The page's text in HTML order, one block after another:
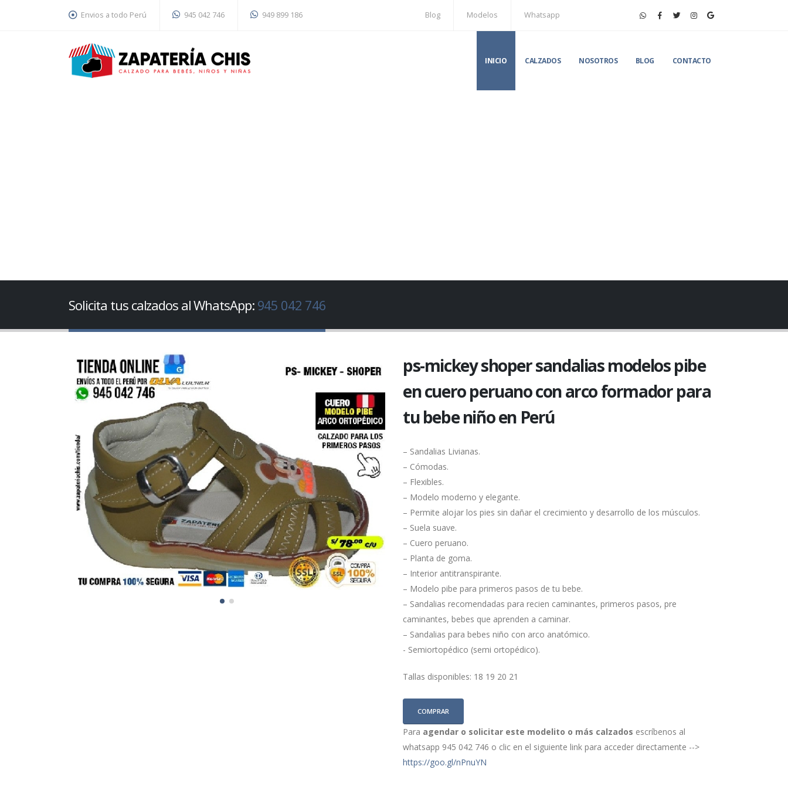
Envios a todo Perú 945 042 746 949 899 186 Blog Modelos Whatsapp
INICIO CALZADOS NOSOTROS BLOG CONTACTO
Solicita tus calzados al WhatsApp: 945 042 746
ps-mickey shoper sandalias modelos pibe
en cuero peruano con arco formador para
tu bebe niño en Perú
– Sandalias Livianas.
– Cómodas.
– Flexibles.
– Modelo moderno y elegante.
– Permite alojar los pies sin dañar el crecimiento y desarrollo de los músculos.
– Suela suave.
– Cuero peruano.
– Planta de goma.
– Interior antitranspirante.
– Modelo pibe para primeros pasos de tu bebe.
– Sandalias recomendadas para recien caminantes, primeros pasos, pre
caminantes, bebes que aprenden a caminar.
– Sandalias para bebes niño con arco anatómico.
- Semiortopédico (semi ortopédico).
Tallas disponibles: 18 19 20 21
COMPRAR
Para agendar o solicitar este modelito o más calzados escríbenos al
whatsapp 945 042 746 o clic en el siguiente link para acceder directamente -->
https://goo.gl/nPnuYN